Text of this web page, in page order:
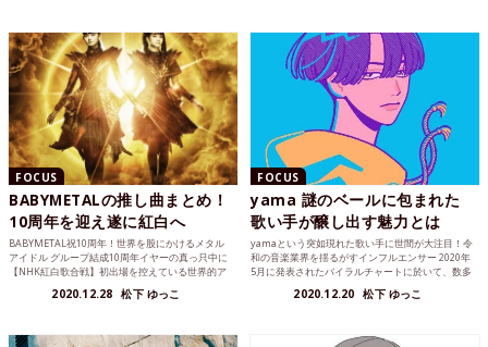
FOCUS
BABYMETALの推し曲まとめ！
10周年を迎え遂に紅白へ
BABYMETAL祝10周年！世界を股にかけるメタル
アイドル グループ結成10周年イヤーの真っ只中に
【NHK紅白歌合戦】初出場を控えている世界的ア
2020.12.28 松下 ゆっこ
FOCUS
yama 謎のベールに包まれた
歌い手が醸し出す魅力とは
yamaという突如現れた歌い手に世間が大注目！令
和の音楽業界を揺るがすインフルエンサー 2020年
5月に発表されたバイラルチャートに於いて、数多
2020.12.20 松下 ゆっこ